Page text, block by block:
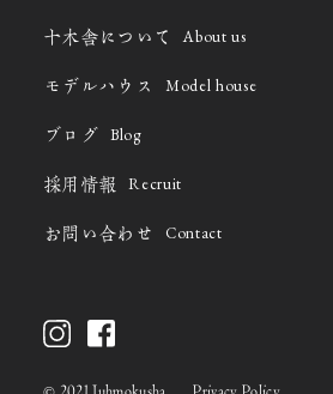
十木舎について About us
モデルハウス Model house
ブログ Blog
採用情報 Recruit
お問い合わせ Contact